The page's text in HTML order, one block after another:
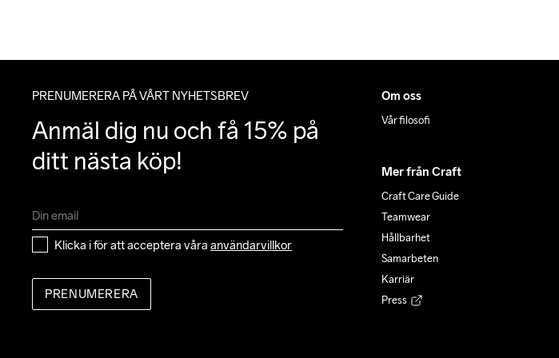
PRENUMERERA PÅ VÅRT NYHETSBREV
Anmäl dig nu och få 15% på
ditt nästa köp!
Klicka i för att acceptera våra användarvillkor
PRENUMERERA
Om oss
Vår filosofi
Mer från Craft
Craft Care Guide
Teamwear
Hållbarhet
Samarbeten
Karriär
Press